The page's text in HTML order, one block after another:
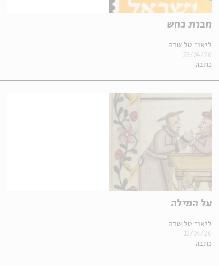
חברת כחש
ליאור טל שדה
כתבה
23/04/26
על המילה
ליאור טל שדה
כתבה
15/04/26